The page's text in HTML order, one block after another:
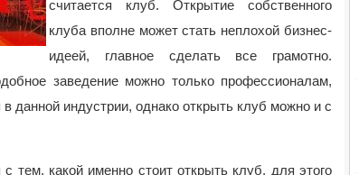
считается клуб. Открытие собственного
клуба вполне может стать неплохой бизнес-
идеей, главное сделать все грамотно.
заведение можно только профессионалам,
данной индустрии, однако открыть клуб можно и с
тем, какой именно стоит открыть клуб, для этого